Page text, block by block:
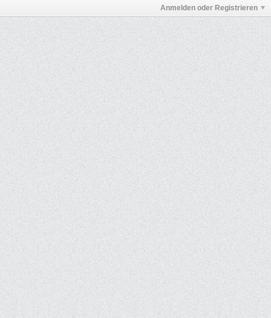
Anmelden oder Registrieren